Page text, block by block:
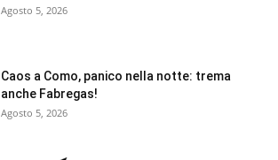
Agosto 5, 2026
Caos a Como, panico nella notte: trema
anche Fabregas!
Agosto 5, 2026